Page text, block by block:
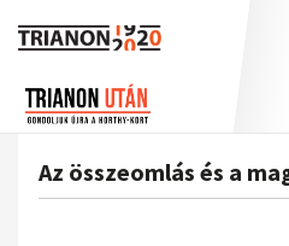
Az összeomlás és a